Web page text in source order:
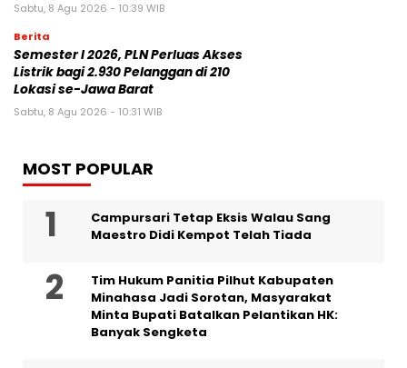
Sabtu, 8 Agu 2026 - 10:39 WIB
Berita
Semester I 2026, PLN Perluas Akses
Listrik bagi 2.930 Pelanggan di 210
Lokasi se-Jawa Barat
Sabtu, 8 Agu 2026 - 10:31 WIB
MOST POPULAR
Campursari Tetap Eksis Walau Sang
Maestro Didi Kempot Telah Tiada
Tim Hukum Panitia Pilhut Kabupaten
Minahasa Jadi Sorotan, Masyarakat
Minta Bupati Batalkan Pelantikan HK:
Banyak Sengketa